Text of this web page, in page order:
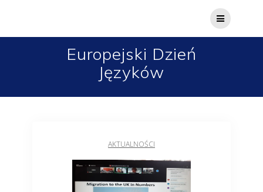
Europejski Dzień
Języków
AKTUALNOŚCI